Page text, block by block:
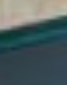
in open
van
loopt u
om van
u het